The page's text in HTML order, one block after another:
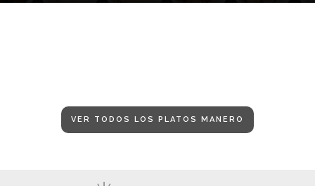
VER TODOS LOS PLATOS MANERO